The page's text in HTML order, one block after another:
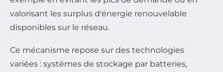
valorisant les surplus d'énergie renouvelable
disponibles sur le réseau.
Ce mécanisme repose sur des technologies
variées : systèmes de stockage par batteries,